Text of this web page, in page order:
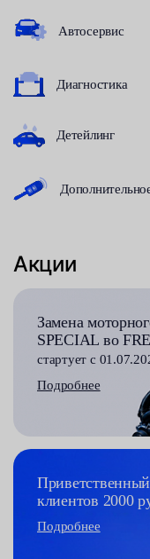
Автосервис
Диагностика
Детейлинг
Акции
Замена
SPECIAL во
стартует с
Подробнее
клиентов 2000
Подробнее